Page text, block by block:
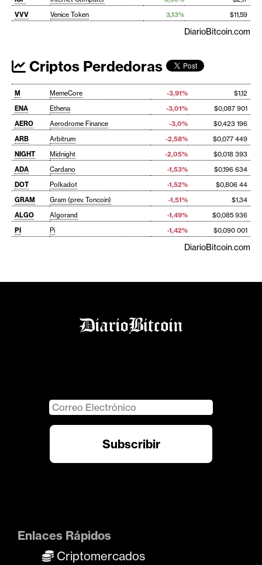
VVV
Venice Token 3,13% $11,59
DiarioBitcoin.com
Criptos Perdedoras
M MemeCore -3,91%
$1,12
ENA
Ethena -3,01%
$0,087 901
AERO
Aerodrome Finance -3,0%
$0,423 196
ARB
Arbitrum -2,58%
$0,077 449
NIGHT
Midnight -2,05%
$0,018 393
ADA
Cardano -1,53%
$0,196 634
DOT
Polkadot -1,52%
$0,806 44
GRAM
Gram (prev. Toncoin) -1,51%
$1,34
ALGO
Algorand -1,49%
$0,085 936
PI
Pi -1,42% $0,090 001
DiarioBitcoin.com
Enlaces Rápidos
Criptomercados